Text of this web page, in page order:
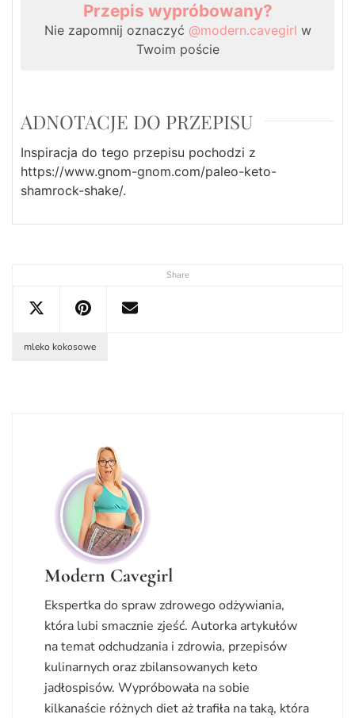
Share
Przepis wypróbowany?
Nie zapomnij oznaczyć @modern.cavegirl w
Twoim poście
ADNOTACJE DO PRZEPISU
Inspiracja do tego przepisu pochodzi z
https://www.gnom-gnom.com/paleo-keto-
shamrock-shake/.
mleko kokosowe
Modern Cavegirl
Ekspertka do spraw zdrowego odżywiania,
która lubi smacznie zjeść. Autorka artykułów
na temat odchudzania i zdrowia, przepisów
kulinarnych oraz zbilansowanych keto
jadłospisów. Wypróbowała na sobie
kilkanaście różnych diet aż trafiła na taką, która